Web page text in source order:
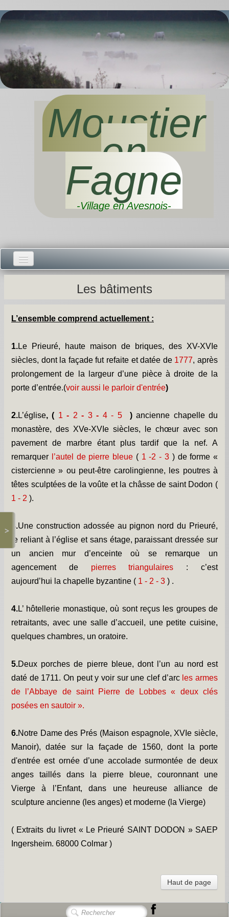
Moustier
en
Fagne
-Village en Avesnois-
Accueil -
Vie municipale -
Présentations -
Salle des Fêtes -
Blog Salle des Fêtes -
Comité des Fêtes -
Histoires -
Prieuré saint Dodon -
Les chapelles -
Travaux -
Informations pratiques -
Informations diverses -
Petit survol du village -
Gîtes de groupe -
Album photos -
PCS et DICRIM -
Remerciements -
>
Les bâtiments
L’ensemble comprend actuellement :
1.Le Prieuré, haute maison de briques, des XV-XVIe
siècles, dont la façade fut refaite et datée de 1777, après
prolongement de la largeur d’une pièce à droite de la
porte d’entrée.(voir aussi le parloir d'entrée)
2.L’église, ( 1 - 2 - 3- 4- 5 )ancienne chapelle du
monastère, des XVe-XVIe siècles, le chœur avec son
pavement de marbre étant plus tardif que la nef. A
remarquer
l’autel de pierre bleue ( 1 -2 - 3 ) de forme «
cistercienne » ou peut-être carolingienne, les poutres à
têtes sculptées de la voûte et la châsse de saint Dodon (
1 - 2 ).
3.Une construction adossée au pignon nord du Prieuré,
le reliant à l’église et sans étage, paraissant dressée sur
un ancien mur d’enceinte où se remarque un
agencement de pierres triangulaires
: c’est
aujourd’hui la chapelle byzantine ( 1 - 2 - 3 ) .
4.L’ hôtellerie monastique, où sont reçus les groupes de
retraitants, avec une salle d’accueil, une petite cuisine,
quelques chambres, un oratoire.
5.Deux porches de pierre bleue, dont l’un au nord est
daté de 1711. On peut y voir sur une clef d’arc les armes
de l’Abbaye de saint Pierre de Lobbes « deux clés
posées en sautoir ».
6.Notre Dame des Prés (Maison espagnole, XVIe siècle,
Manoir), datée sur la façade de 1560, dont la porte
d'entrée est ornée d’une accolade surmontée de deux
anges taillés dans la pierre bleue, couronnant une
Vierge à l’Enfant, dans une heureuse alliance de
sculpture ancienne (les anges) et moderne (la Vierge)
( Extraits du livret « Le Prieuré SAINT DODON » SAEP
Ingersheim. 68000 Colmar )
Haut de page